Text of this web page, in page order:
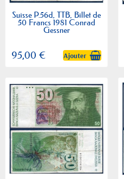
Suisse P.56d, TTB, Billet de
50 Francs 1981 Conrad
Gessner
95,00 € Ajouter